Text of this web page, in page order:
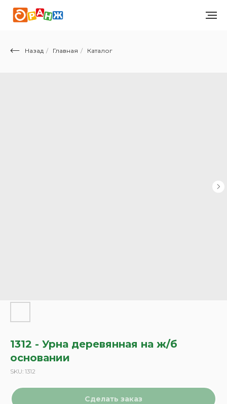
Назад / Главная / Каталог
1312 - Урна деревянная на ж/б
основании
SKU: 1312
Сделать заказ